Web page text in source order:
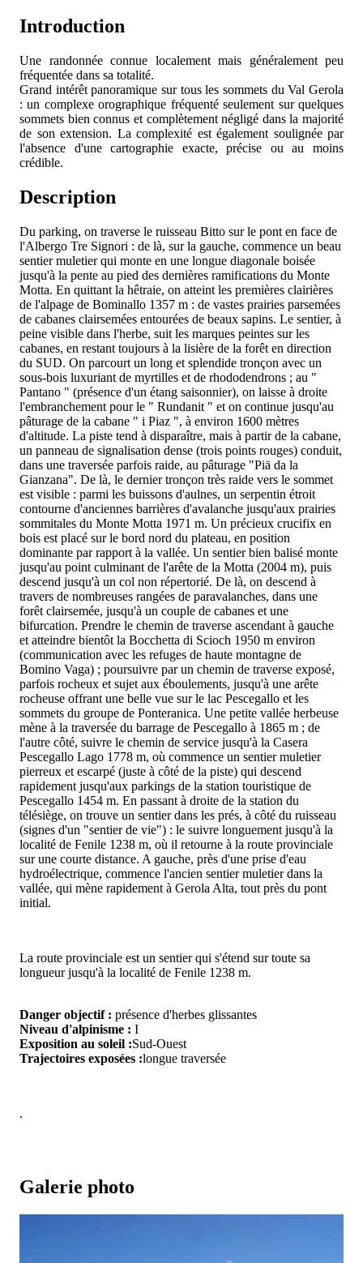
Introduction
Une randonnée connue localement mais généralement peu
fréquentée dans sa totalité.
Grand intérêt panoramique sur tous les sommets du Val Gerola
: un complexe orographique fréquenté seulement sur quelques
sommets bien connus et complètement négligé dans la majorité
de son extension. La complexité est également soulignée par
l'absence d'une cartographie exacte, précise ou au moins
crédible.
Description
Du parking, on traverse le ruisseau Bitto sur le pont en face de
l'Albergo Tre Signori : de là, sur la gauche, commence un beau
sentier muletier qui monte en une longue diagonale boisée
jusqu'à la pente au pied des dernières ramifications du Monte
Motta. En quittant la hêtraie, on atteint les premières clairières
de l'alpage de Bominallo 1357 m : de vastes prairies parsemées
de cabanes clairsemées entourées de beaux sapins. Le sentier, à
peine visible dans l'herbe, suit les marques peintes sur les
cabanes, en restant toujours à la lisière de la forêt en direction
du SUD. On parcourt un long et splendide tronçon avec un
sous-bois luxuriant de myrtilles et de rhododendrons ; au "
Pantano " (présence d'un étang saisonnier), on laisse à droite
l'embranchement pour le " Rundanit " et on continue jusqu'au
pâturage de la cabane " i Piaz ", à environ 1600 mètres
d'altitude. La piste tend à disparaître, mais à partir de la cabane,
un panneau de signalisation dense (trois points rouges) conduit,
dans une traversée parfois raide, au pâturage "Piä da la
Gianzana". De là, le dernier tronçon très raide vers le sommet
est visible : parmi les buissons d'aulnes, un serpentin étroit
contourne d'anciennes barrières d'avalanche jusqu'aux prairies
sommitales du Monte Motta 1971 m. Un précieux crucifix en
bois est placé sur le bord nord du plateau, en position
dominante par rapport à la vallée. Un sentier bien balisé monte
jusqu'au point culminant de l'arête de la Motta (2004 m), puis
descend jusqu'à un col non répertorié. De là, on descend à
travers de nombreuses rangées de paravalanches, dans une
forêt clairsemée, jusqu'à un couple de cabanes et une
bifurcation. Prendre le chemin de traverse ascendant à gauche
et atteindre bientôt la Bocchetta di Scioch 1950 m environ
(communication avec les refuges de haute montagne de
Bomino Vaga) ; poursuivre par un chemin de traverse exposé,
parfois rocheux et sujet aux éboulements, jusqu'à une arête
rocheuse offrant une belle vue sur le lac Pescegallo et les
sommets du groupe de Ponteranica. Une petite vallée herbeuse
mène à la traversée du barrage de Pescegallo à 1865 m ; de
l'autre côté, suivre le chemin de service jusqu'à la Casera
Pescegallo Lago 1778 m, où commence un sentier muletier
pierreux et escarpé (juste à côté de la piste) qui descend
rapidement jusqu'aux parkings de la station touristique de
Pescegallo 1454 m. En passant à droite de la station du
télésiège, on trouve un sentier dans les prés, à côté du ruisseau
(signes d'un "sentier de vie") : le suivre longuement jusqu'à la
localité de Fenile 1238 m, où il retourne à la route provinciale
sur une courte distance. A gauche, près d'une prise d'eau
hydroélectrique, commence l'ancien sentier muletier dans la
vallée, qui mène rapidement à Gerola Alta, tout près du pont
initial.
La route provinciale est un sentier qui s'étend sur toute sa
longueur jusqu'à la localité de Fenile 1238 m.
Danger objectif : présence d'herbes glissantes
Niveau d'alpinisme : I
Exposition au soleil :Sud-Ouest
Trajectoires exposées :longue traversée
.
Galerie photo